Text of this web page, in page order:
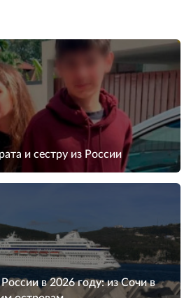
и сестру из России
в 2026 году: из Сочи в